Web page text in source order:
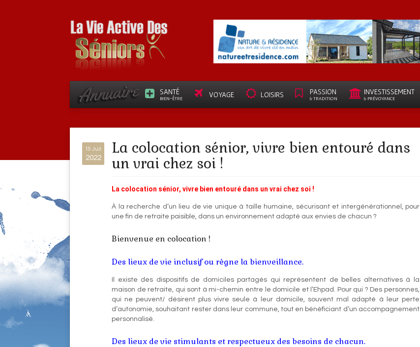
SANTÉ
BIEN-ÊTRE VOYAGE LOISIRS PASSION
& TRADITION
INVESTISSEMENT
& PRÉVOYANCE
19 Juil
2022
La colocation sénior, vivre bien entouré dans
un vrai chez soi !
La colocation sénior, vivre bien entouré dans un vrai chez soi !
À la recherche d’un lieu de vie unique à taille humaine, sécurisant et intergénérationnel, pour
une fin de retraite paisible, dans un environnement adapté aux envies de chacun ?
Bienvenue en colocation !
Des lieux de vie inclusif ou règne la bienveillance.
Il existe des dispositifs de domiciles partagés qui représentent de belles alternatives à la
maison de retraite, qui sont à mi-chemin entre le domicile et l’Ehpad. Pour qui ? Des personnes,
qui ne peuvent/ désirent plus vivre seule à leur domicile, souvent mal adapté à leur perte
d’autonomie, souhaitant rester dans leur commune, tout en bénéficiant d’un accompagnement
personnalisé.
Des lieux de vie stimulants et respectueux des besoins de chacun.